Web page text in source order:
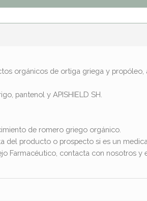
orgánicos de ortiga griega y
pantenol y APISHIELD SH.
de romero griego orgánico.
del producto o prospecto si es un
Farmacéutico, contacta con nosotros y